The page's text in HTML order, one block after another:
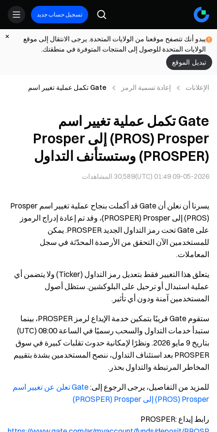
تسجيل حساب جديد
يبدو أنك تتصفح موقعنا من الولايات المتحدة. يرجى الانتقال إلى موقع
الولايات المتحدة للوصول إلى المنتجات المتوفرة في منطقتك.
تبديل الموقع
الإعلانات إعادة تسمية الرمز
Gate تكمل عملية تغيير اسم
Gate تكمل عملية تغيير اسم
Prosper ‏(PROS) إلى Prosper
‏(PROSPER) وستستأنف التداول
09-05-2026 01:49 (UTC)
30,589 المشاهدات
يسرنا أن نعلن أن Gate قد أكملت بنجاح عملية تغيير اسم Prosper
‏(PROS) إلى Prosper ‏(PROSPER)، وقد تم إعادة إدراج الرموز
على Gate تحت رمز التداول الجديد PROSPER. يمكن
للمستخدمين الآن التحقق من الأرصدة المحدّثة في سجل
المعاملات.
يتعلق هذا التغيير فقط بتعديل رمز التداول (Ticker) ولا يتضمن أي
عملية استبدال أو ترحيل على البلوكشين. ستظل أصول
المستخدمين آمنة ودون أي تأثير.
ستقوم Gate قريبًا بتمكين خدمة الإيداع لرمز PROSPER، بينما
ستبدأ خدمات التداول والسحب رسميًا في الساعة 08:00 (UTC)
بتاريخ 9 مايو 2026. ونظرًا لإمكانية حدوث تقلبات كبيرة في سوق
PROSPER بعد استئناف التداول، ننصح المستخدمين بشدة بتقييم
المخاطر المرتبطة والتداول بحذر.
للمزيد من التفاصيل، يرجى الرجوع إلى:
Gate تعلن عن تغيير اسم
Prosper ‏(PROS) إلى Prosper ‏(PROSPER)
رابط إيداع PROSPER: